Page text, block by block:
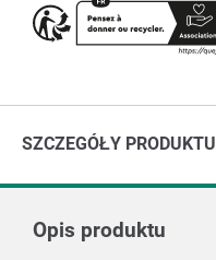
SZCZEGÓŁY PRODUKTU
Opis produktu